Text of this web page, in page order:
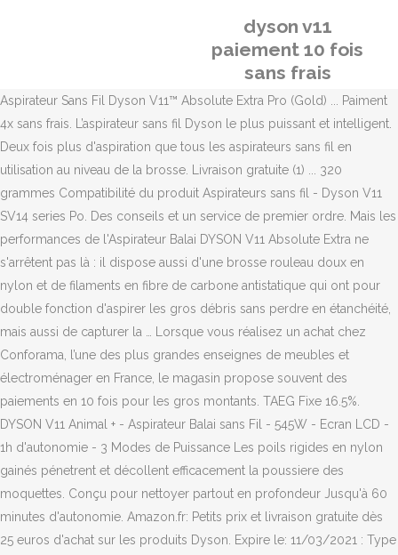
dyson v11
paiement 10 fois
sans frais
Aspirateur Sans Fil Dyson V11™ Absolute Extra Pro (Gold) ... Paiment
4x sans frais. L’aspirateur sans fil Dyson le plus puissant et intelligent.
Deux fois plus d'aspiration que tous les aspirateurs sans fil en
utilisation au niveau de la brosse. Livraison gratuite (1) ... 320
grammes Compatibilité du produit Aspirateurs sans fil - Dyson V11
SV14 series Po. Des conseils et un service de premier ordre. Mais les
performances de l'Aspirateur Balai DYSON V11 Absolute Extra ne
s'arrêtent pas là : il dispose aussi d'une brosse rouleau doux en
nylon et de filaments en fibre de carbone antistatique qui ont pour
double fonction d'aspirer les gros débris sans perdre en étanchéité,
mais aussi de capturer la … Lorsque vous réalisez un achat chez
Conforama, l’une des plus grandes enseignes de meubles et
électroménager en France, le magasin propose souvent des
paiements en 10 fois pour les gros montants. TAEG Fixe 16.5%.
DYSON V11 Animal + - Aspirateur Balai sans Fil - 545W - Ecran LCD -
1h d'autonomie - 3 Modes de Puissance Les poils rigides en nylon
gainés pénetrent et décollent efficacement la poussiere des
moquettes. Conçu pour nettoyer partout en profondeur Jusqu'à 60
minutes d'autonomie. Amazon.fr: Petits prix et livraison gratuite dès
25 euros d'achat sur les produits Dyson. Expire le: 11/03/2021 : Type